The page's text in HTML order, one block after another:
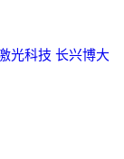
光科技 长兴博大